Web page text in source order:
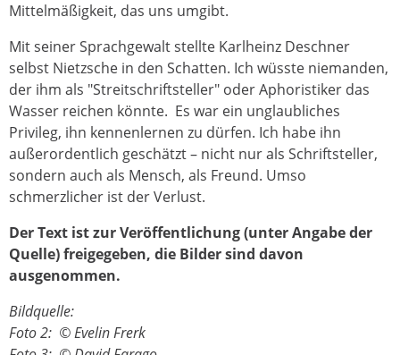
Mittelmäßigkeit, das uns umgibt.
Mit seiner Sprachgewalt stellte Karlheinz Deschner
selbst Nietzsche in den Schatten. Ich wüsste niemanden,
der ihm als "Streitschriftsteller" oder Aphoristiker das
Wasser reichen könnte. Es war ein unglaubliches
Privileg, ihn kennenlernen zu dürfen. Ich habe ihn
außerordentlich geschätzt – nicht nur als Schriftsteller,
sondern auch als Mensch, als Freund. Umso
schmerzlicher ist der Verlust.
Der Text ist zur Veröffentlichung (unter Angabe der
Quelle) freigegeben, die Bilder sind davon
ausgenommen.
Bildquelle:
Foto 2: © Evelin Frerk